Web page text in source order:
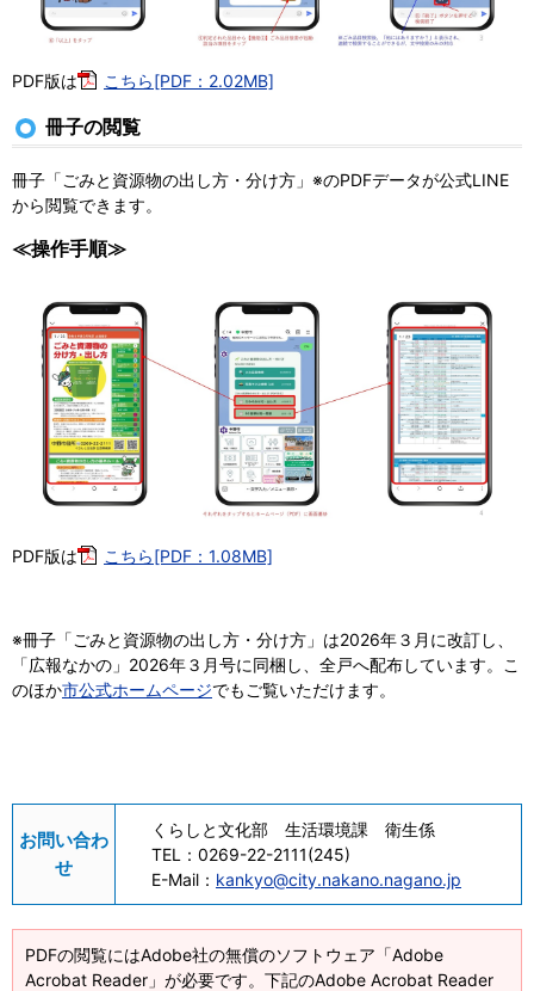
PDF版は こちら[PDF：2.02MB]
冊子の閲覧
冊子「ごみと資源物の出し方・分け方」 ※のPDFデータが公式LINE
か​ら閲覧できます。
≪操作手順≫
PDF版は こちら[PDF：1.08MB]
※冊子「ごみと資源物の出し方・分け方」は2026年３月に改訂し、
「広報なかの」2026年３月号に同梱し、全戸へ配布しています。こ
のほか市公式ホームページでもご覧いただけます。
お問い合わ
せ
くらしと文化部 生活環境課 衛生係
TEL： 0269-22-2111(245)
E-Mail： kankyo@city.nakano.nagano.jp
PDFの閲覧にはAdobe社の無償のソフトウェア「Adobe
Acrobat Reader」が必要です。下記のAdobe Acrobat Reader